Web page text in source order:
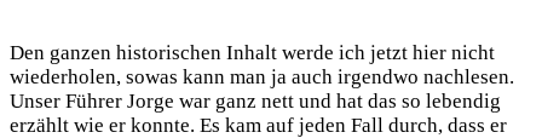
Den ganzen historischen Inhalt werde ich jetzt hier nicht
wiederholen, sowas kann man ja auch irgendwo nachlesen.
Unser Führer Jorge war ganz nett und hat das so lebendig
erzählt wie er konnte. Es kam auf jeden Fall durch, dass er